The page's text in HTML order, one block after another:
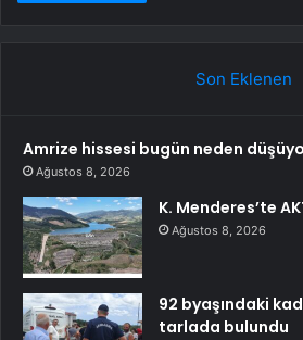
Son Eklenen
Amrize hissesi bugün neden
Ağustos 8, 2026
K. Menderes’te
Ağustos 8, 2026
92 byaşındaki
tarlada bulundu